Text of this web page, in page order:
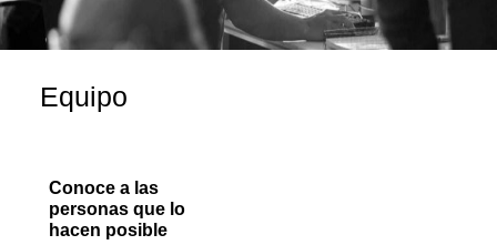
Equipo
Conoce a las
personas que lo
hacen posible